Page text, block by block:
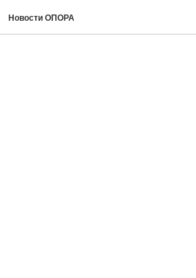
Новости ОПОРА